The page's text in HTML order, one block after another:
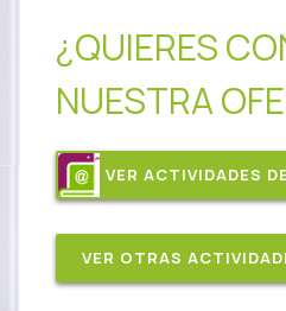
¿QUIERES
NUESTRA
VER ACTIVIDADES
VER OTRAS